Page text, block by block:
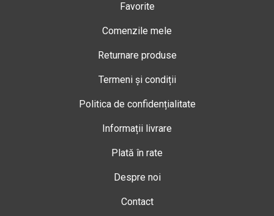
Favorite
Comenzile mele
Returnare produse
Termeni și condiții
Politica de confidențialitate
Informații livrare
Plată în rate
Despre noi
Contact